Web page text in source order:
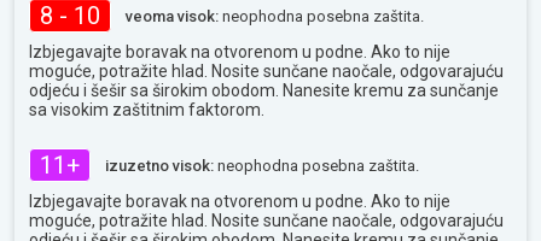
8 - 10 veoma visok: neophodna posebna zaštita.
Izbjegavajte boravak na otvorenom u podne. Ako to nije
moguće, potražite hlad. Nosite sunčane naočale, odgovarajuću
odjeću i šešir sa širokim obodom. Nanesite kremu za sunčanje
sa visokim zaštitnim faktorom.
11+ izuzetno visok: neophodna posebna zaštita.
Izbjegavajte boravak na otvorenom u podne. Ako to nije
moguće, potražite hlad. Nosite sunčane naočale, odgovarajuću